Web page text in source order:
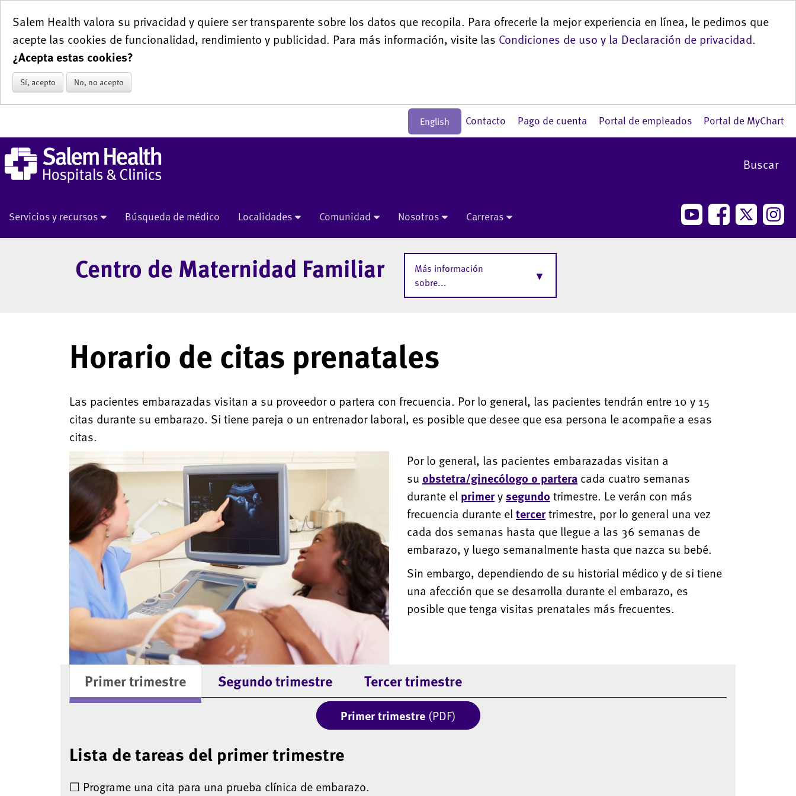
Salem Health valora su privacidad y quiere ser transparente sobre los datos que recopila. Para ofrecerle la mejor experiencia en línea, le pedimos que
acepte las cookies de funcionalidad, rendimiento y publicidad. Para más información, visite las Condiciones de uso y la Declaración de privacidad.
¿Acepta estas cookies?
Sí, acepto No, no acepto
English Portal de MyChart
Portal de empleados
Pago de cuenta
Contacto
Buscar
Servicios y recursos Búsqueda de médico Localidades Comunidad Nosotros Carreras
Centro de Maternidad Familiar
Más información
sobre...
▼
Horario de citas prenatales
Las pacientes embarazadas visitan a su proveedor o partera con frecuencia. Por lo general, las pacientes tendrán entre 10 y 15
citas durante su embarazo. Si tiene pareja o un entrenador laboral, es posible que desee que esa persona le acompañe a esas
citas.
Por lo general, las pacientes embarazadas visitan a
su obstetra/ginecólogo o partera cada cuatro semanas
durante el primerysegundo trimestre. Le verán con más
frecuencia durante eltercertrimestre, por lo general una vez
cada dos semanas hasta que llegue a las 36 semanas de
embarazo, y luego semanalmente hasta que nazca su bebé.
Sin embargo, dependiendo de su historial médico y de si tiene
una afección que se desarrolla durante el embarazo, es
posible que tenga visitas prenatales más frecuentes.
Primer trimestre Segundo trimestre Tercer trimestre
Primer trimestre(PDF)
Lista de tareas del primer trimestre
☐ Programe una cita para una prueba clínica de embarazo.